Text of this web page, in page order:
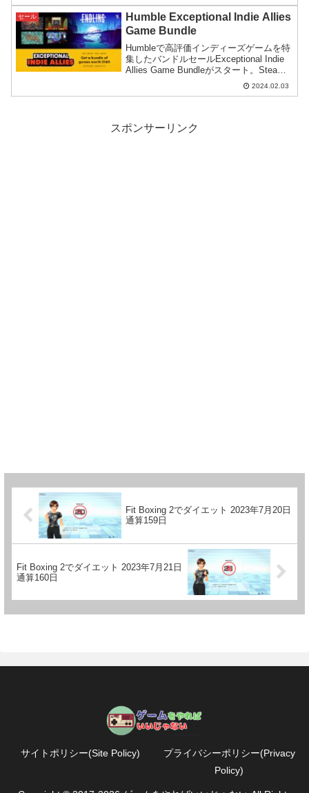
セール
Humble Exceptional Indie Allies
Game Bundle
Humbleで高評価インディーズゲームを特
集したバンドルセールExceptional Indie
Allies Game Bundleがスタート。Steam
で評判の高いゲームが揃っている上に、
バンドルの価格も安くてお買い得です。
2024.02.03
スポンサーリンク
Fit Boxing 2でダイエット 2023年7月20日
通算159日
Fit Boxing 2でダイエット 2023年7月21日
通算160日
サイトポリシー(Site Policy)
プライバシーポリシー(Privacy
Policy)